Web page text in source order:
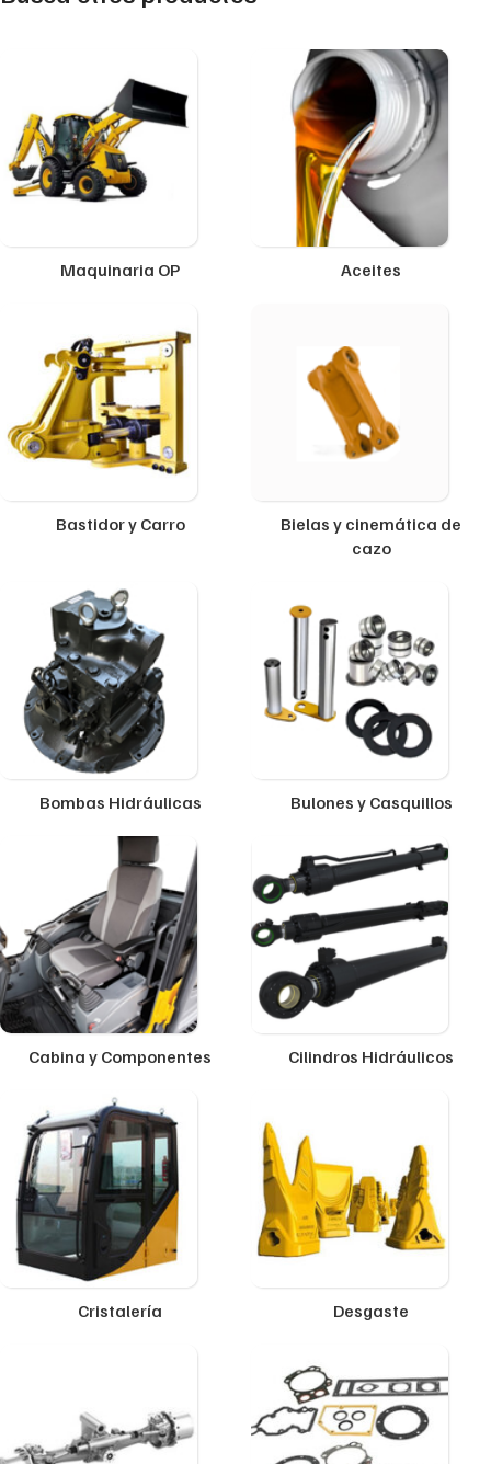
Maquinaria OP Aceites
Bastidor y Carro
Bielas y cinemática de
cazo
Bombas Hidráulicas Bulones y Casquillos
Cabina y Componentes Cilindros Hidráulicos
Cristalería Desgaste